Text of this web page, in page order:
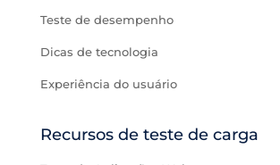
Teste de desempenho
Dicas de tecnologia
Experiência do usuário
Recursos de teste de carga